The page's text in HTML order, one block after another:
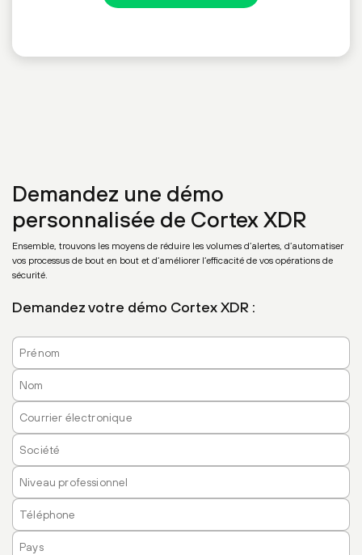
Demandez une démo
personnalisée de Cortex XDR
Ensemble, trouvons les moyens de réduire les volumes d’alertes, d’automatiser
vos processus de bout en bout et d’améliorer l’efficacité de vos opérations de
sécurité.
Demandez votre démo Cortex XDR :